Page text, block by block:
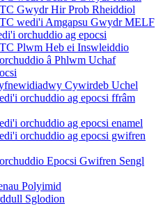
Gwydr Hir Prob Rheiddiol
wedi'i Amgapsu Gwydr MELF
orchuddio ag epocsi
Plwm Heb ei Inswleiddio
â Phlwm Uchaf
Cywirdeb Uchel
orchuddio ag epocsi ffrâm
orchuddio ag epocsi enamel
orchuddio ag epocsi gwifren
Epocsi Gwifren Sengl
Polyimid
Sglodion